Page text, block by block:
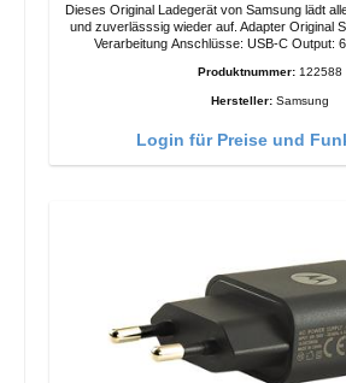
Dieses Original Ladegerät von Samsung lädt
und zuverlässsig wieder auf. Adapter Original Samsung Hochwertige
Verarbeitung Anschlüsse: USB-C
Produktnummer: 122588
Hersteller: Samsung
Login für Preise und